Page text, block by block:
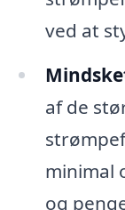
ved at
af de
minimal
og